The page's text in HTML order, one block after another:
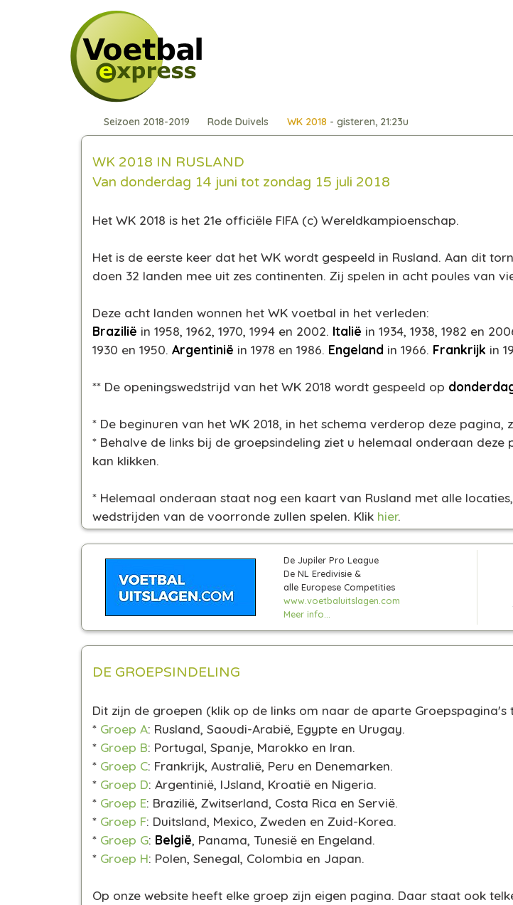
Seizoen 2018-2019 Rode Duivels WK 2018 - gisteren, 21:23u
WK 2018 IN RUSLAND
Van donderdag 14 juni tot zondag 15 juli 2018
Het WK 2018 is het 21e officiële FIFA (c) Wereldkampioenschap.
Het is de eerste keer dat het WK wordt gespeeld in Rusland. Aan dit
doen 32 landen mee uit zes continenten. Zij spelen in acht poules van
Deze acht landen wonnen het WK voetbal in het verleden:
Brazilië in 1958, 1962, 1970, 1994 en 2002. Italië in 1934, 1938, 1982 en
1930 en 1950. Argentinië in 1978 en 1986. Engeland in 1966. Frankrijk in
** De openingswedstrijd van het WK 2018 wordt gespeeld op
* De beginuren van het WK 2018, in het schema verderop deze pagina,
* Behalve de links bij de groepsindeling ziet u helemaal onderaan deze
kan klikken.
* Helemaal onderaan staat nog een kaart van Rusland met alle
wedstrijden van de voorronde zullen spelen. Klik hier.
De Jupiler Pro League
De NL Eredivisie &
alle Europese Competities
www.voetbaluitslagen.com
Meer info...
DE GROEPSINDELING
Dit zijn de groepen (klik op de links om naar de aparte Groepspagina's
* Groep A: Rusland, Saoudi-Arabië, Egypte en Urugay.
* Groep B: Portugal, Spanje, Marokko en Iran.
* Groep C: Frankrijk, Australië, Peru en Denemarken.
* Groep D: Argentinië, IJsland, Kroatië en Nigeria.
* Groep E: Brazilië, Zwitserland, Costa Rica en Servië.
* Groep F: Duitsland, Mexico, Zweden en Zuid-Korea.
* Groep G: België, Panama, Tunesië en Engeland.
* Groep H: Polen, Senegal, Colombia en Japan.
Op onze website heeft elke groep zijn eigen pagina. Daar staat ook